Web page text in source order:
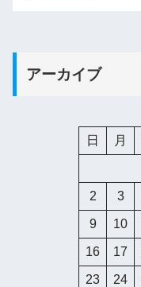
アーカイブ
日
月
2 3
9 10
16 17
23 24